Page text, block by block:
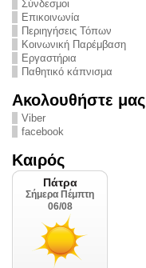
Σύνδεσμοι
Επικοινωνία
Περιηγήσεις Τόπων
Κοινωνική Παρέμβαση
Εργαστήρια
Παθητικό κάπνισμα
Ακολουθήστε μας
Viber
facebook
Καιρός
την ημέρα
και
στο
2026